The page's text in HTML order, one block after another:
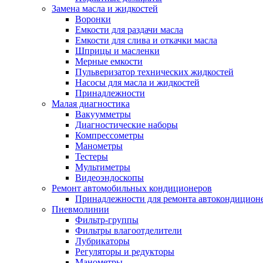
Замена масла и жидкостей
Воронки
Емкости для раздачи масла
Емкости для слива и откачки масла
Шприцы и масленки
Мерные емкости
Пульверизатор технических жидкостей
Насосы для масла и жидкостей
Принадлежности
Малая диагностика
Вакуумметры
Диагностические наборы
Компрессометры
Манометры
Тестеры
Мультиметры
Видеоэндоскопы
Ремонт автомобильных кондиционеров
Принадлежности для ремонта
Пневмолинии
Фильтр-группы
Фильтры влагоотделители
Лубрикаторы
Регуляторы и редукторы